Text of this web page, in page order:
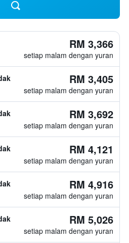
RM 3,366
setiap malam dengan yuran
RM 3,405
setiap malam dengan yuran
RM 3,692
setiap malam dengan yuran
RM 4,121
setiap malam dengan yuran
RM 4,916
setiap malam dengan yuran
RM 5,026
setiap malam dengan yuran